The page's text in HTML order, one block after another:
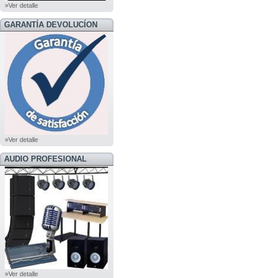
»Ver detalle
GARANTÍA DEVOLUCÍON
»Ver detalle
AUDIO PROFESIONAL
»Ver detalle